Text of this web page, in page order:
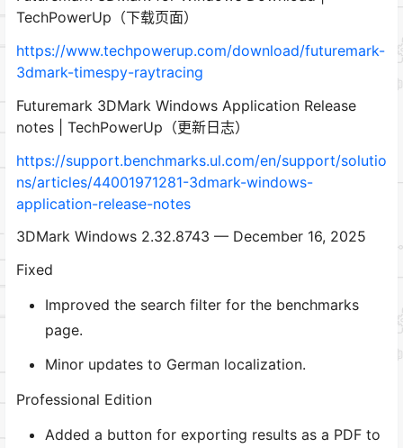
TechPowerUp（下载页面）
https://www.techpowerup.com/download/futuremark-
3dmark-timespy-raytracing
Futuremark 3DMark Windows Application Release
notes | TechPowerUp（更新日志）
https://support.benchmarks.ul.com/en/support/solutio
ns/articles/44001971281-3dmark-windows-
application-release-notes
3DMark Windows 2.32.8743 — December 16, 2025
Fixed
Improved the search filter for the benchmarks
page.
Minor updates to German localization.
Professional Edition
Added a button for exporting results as a PDF to